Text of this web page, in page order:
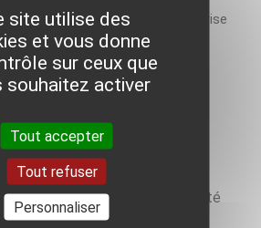
d’acquisition pour une entreprise
performants et adapté à un
est élevé ;
à la ressource (ex : nappe du
projets est d’ouvrir la possibilité
via 3 leviers :
site utilise des
et vous donne
sur ceux que
souhaitez activer
Tout accepter
Tout refuser
Personnaliser